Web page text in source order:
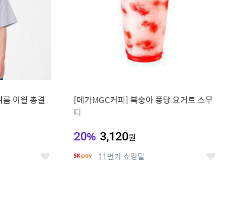
이월 총결
좋
[메가MGC커피] 복숭아 퐁당 요거트 스무
디
20% 3,120원
11번가 쇼킹딜 좋